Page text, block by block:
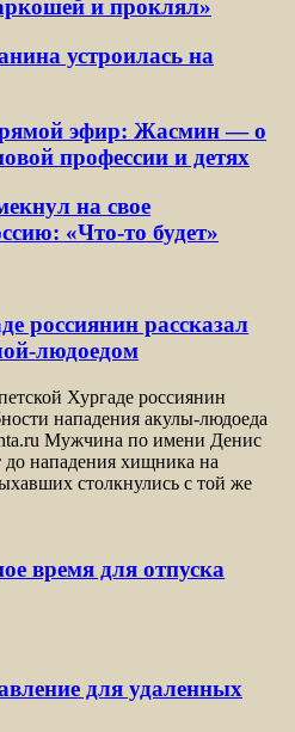
и проклял»
устроилась на
эфир: Жасмин — о
профессии и детях
на свое
«Что-то будет»
россиянин рассказал
людоедом
Хургаде россиянин
нападения акулы-людоеда
Мужчина по имени Денис
до нападения хищника на
столкнулись с той же
время для отпуска
для удаленных